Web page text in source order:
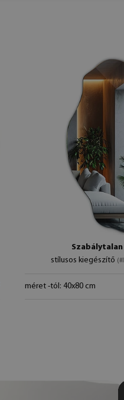
stílusos kiegészítő
méret -tól: 40x80 cm